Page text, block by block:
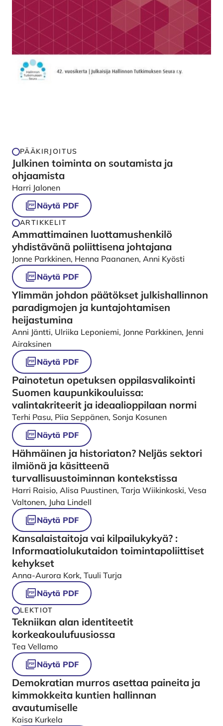
PÄÄKIRJOITUS
Julkinen toiminta on soutamista ja
ohjaamista
Harri Jalonen
Näytä PDF
ARTIKKELIT
Ammattimainen luottamushenkilö
yhdistävänä poliittisena johtajana
Jonne Parkkinen, Henna Paananen, Anni Kyösti
Näytä PDF
Ylimmän johdon päätökset julkishallinnon
paradigmojen ja kuntajohtamisen
heijastumina
Anni Jäntti, Ulriika Leponiemi, Jonne Parkkinen, Jenni
Airaksinen
Näytä PDF
Painotetun opetuksen oppilasvalikointi
Suomen kaupunkikouluissa:
valintakriteerit ja ideaalioppilaan normi
Terhi Pasu, Piia Seppänen, Sonja Kosunen
Näytä PDF
Hähmäinen ja historiaton? Neljäs sektori
ilmiönä ja käsitteenä
turvallisuustoiminnan kontekstissa
Harri Raisio, Alisa Puustinen, Tarja Wiikinkoski, Vesa
Valtonen, Juha Lindell
Näytä PDF
Kansalaistaitoja vai kilpailukykyä? :
Informaatiolukutaidon toimintapoliittiset
kehykset
Anna-Aurora Kork, Tuuli Turja
Näytä PDF
LEKTIOT
Tekniikan alan identiteetit
korkeakoulufuusiossa
Tea Vellamo
Näytä PDF
Demokratian murros asettaa paineita ja
kimmokkeita kuntien hallinnan
avautumiselle
Kaisa Kurkela